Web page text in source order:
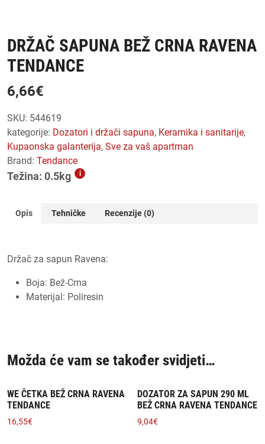
DRŽAČ SAPUNA BEŽ CRNA RAVENA
TENDANCE
6,66€
SKU: 544619
kategorije:
dozatori i držači sapuna, keramika i sanitarije,
kupaonska galanterija,
sve za vaš apartman
Brand: Tendance
Težina: 0.5kg i
Opis Tehničke Recenzije (0)
Držač za sapun Ravena:
Boja: Bež-Crna
Materijal: Poliresin
Možda će vam se također svidjeti…
WE ČETKA BEŽ CRNA RAVENA
TENDANCE
16,55€
DOZATOR ZA SAPUN 290 ML
BEŽ CRNA RAVENA TENDANCE
9,04€